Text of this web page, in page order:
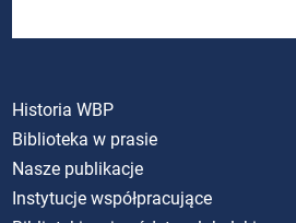
Historia WBP
Biblioteka w prasie
Nasze publikacje
Instytucje współpracujące